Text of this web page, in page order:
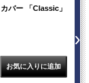
バー 「Classic」